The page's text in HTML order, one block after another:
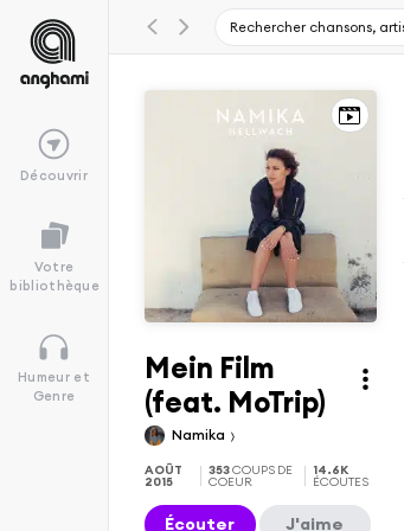
Découvrir
Votre
bibliothèque
Humeur et
Genre
Mein Film
(feat. MoTrip)
Namika
AOÛT
2015
353COUPS DE
COEUR
14.6K
ÉCOUTES
Écouter J'aime